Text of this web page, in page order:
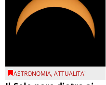
ASTRONOMIA,ATTUALITA'